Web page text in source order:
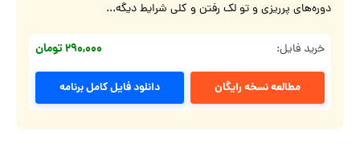
دوره‌های پرریزی و تو لک رفتن و کلی شرایط دیگه...
خرید فایل: ۲۹۰,۰۰۰ تومان
مطالعه نسخه رایگان دانلود فایل کامل برنامه